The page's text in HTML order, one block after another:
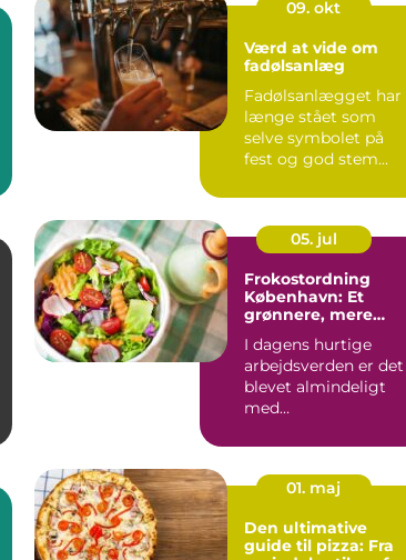
09. okt
Værd at vide om
fadølsanlæg
Fadølsanlægget har
længe stået som
selve symbolet på
fest og god stem...
05. jul
Frokostordning
København: Et
grønnere, mere
I dagens hurtige
arbejdsverden er det
blevet almindeligt
med
tilbyder virksomh...
01. maj
Den ultimative
guide til pizza: Fra